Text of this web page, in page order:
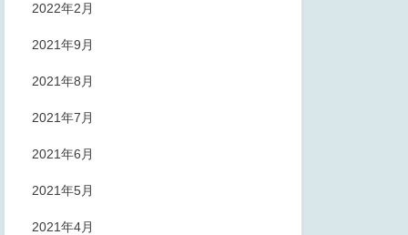
2022年2月
2021年9月
2021年8月
2021年7月
2021年6月
2021年5月
2021年4月